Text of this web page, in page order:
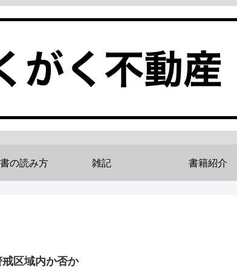
の読み方 雑記 書籍紹介
区域内か否か